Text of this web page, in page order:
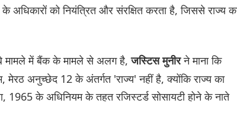
के अधिकारों को नियंत्रित और संरक्षित करता है, जिससे राज्य
मामले में बैंक के मामले से अलग है,जस्टिस मुनीरने माना कि
मेरठ अनुच्छेद 12 के अंतर्गत 'राज्य' नहीं है, क्योंकि राज्य का
के अधिनियम के तहत रजिस्टर्ड सोसायटी होने के नाते